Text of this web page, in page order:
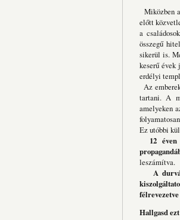
Miközben
előtt
a
összegű
sikerül is.
keserű
erdélyi
Az
tartani. A
amelyeken
Ez utóbbi
12
leszámítva.
A
Hallgasd